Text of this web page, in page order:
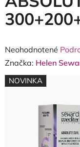
Priemerné
hodnotenie
produktu
je
hviezdičiek.
Neohodnotené
Značka: Helen
NOVINKA